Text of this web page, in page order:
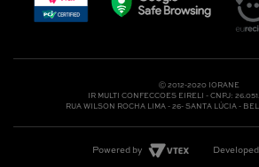
Ⓒ 2012-2020 IORANE
IR MULTI CONFECCOES EIRELI - CNPJ:
RUA WILSON ROCHA LIMA - 26- SANTA LÚCIA -
Powered by